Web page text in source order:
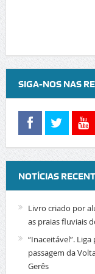
SIGA-NOS NAS
NOTÍCIAS
Livro criado por
as praias fluviais
“Inaceitável”.
passagem da
Gerês